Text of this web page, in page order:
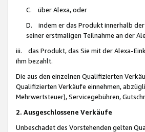
C. über Alexa, oder
D. indem er das Produkt innerhalb der
seiner erstmaligen Teilnahme an der
iii. das Produkt, das Sie mit der Alexa-
ihm bezahlt.
Die aus den einzelnen Qualifizierten
Qualifizierten Verkäufe einnehmen,
Mehrwertsteuer), Servicegebühren,
2. Ausgeschlossene Verkäufe
Unbeschadet des Vorstehenden gelten